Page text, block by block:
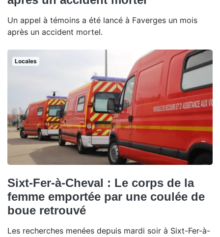
Un appel à témoins a été lancé à Faverges un mois
après un accident mortel.
Locales
Sixt-Fer-à-Cheval : Le corps de la
femme emportée par une coulée de
boue retrouvé
Les recherches menées depuis mardi soir à Sixt-Fer-à-